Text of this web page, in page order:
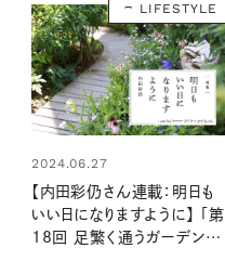
LIFESTYLE
2024.06.27
【内田彩仍さん連載：明日も
いい日になりますように】 「第
18回 足繁く通うガーデン＆